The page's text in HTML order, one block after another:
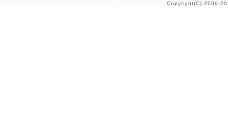
Copyright(C) 2009-